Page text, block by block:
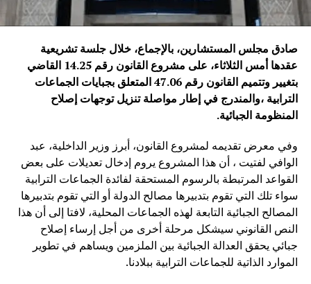
صادق مجلس المستشارين، بالإجماع، خلال جلسة تشريعية
عقدها أمس الثلاثاء، على مشروع القانون رقم 14.25 القاضي
بتغيير وتتميم القانون رقم 47.06 المتعلق بجبايات الجماعات
الترابية ،والمندرج في إطار مواصلة تنزيل توجهات إصلاح
المنظومة الجبائية.
وفي معرض تقديمه لمشروع القانون، أبرز وزير الداخلية، عبد
الوافي لفتيت ، أن هذا المشروع يروم إدخال تعديلات على بعض
القواعد المرتبطة بالرسوم المستحقة لفائدة الجماعات الترابية
سواء تلك التي تقوم بتدبيرها مصالح الدولة أو التي تقوم بتدبيرها
المصالح الجبائية التابعة لهذه الجماعات المحلية، لافتا إلى أن هذا
النص القانوني سيشكل مرحلة أخرى من أجل إرساء إصلاح
جبائي يحقق العدالة الجبائية بين الملزمين ويساهم في تطوير
الموارد الذاتية للجماعات الترابية ببلادنا.